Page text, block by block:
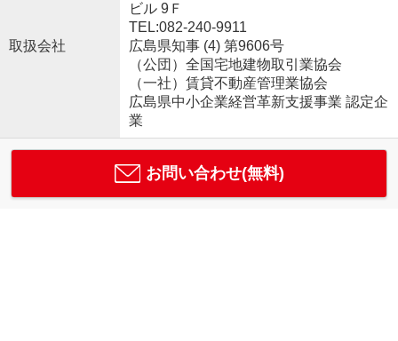
取扱会社
ビル 9Ｆ
TEL:082-240-9911
広島県知事 (4) 第9606号
（公団）全国宅地建物取引業協会
（一社）賃貸不動産管理業協会
広島県中小企業経営革新支援事業 認定企
業
お問い合わせ(無料)